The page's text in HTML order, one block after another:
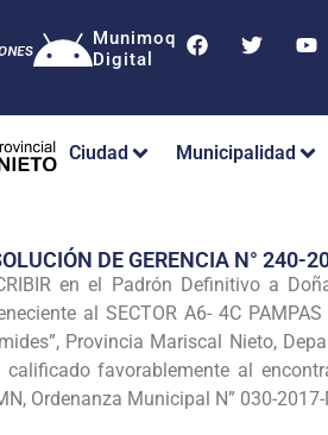
Munimoq
Digital
Ciudad Municipalidad
DE GERENCIA N°
en el Padrón Definitivo a
al SECTOR A6- 4C
Provincia Mariscal Nieto,
calificado favorablemente al
Ordenanza Municipal N” 030-